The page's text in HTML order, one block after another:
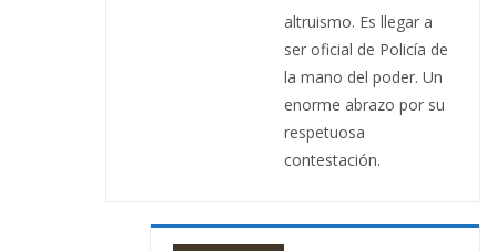
altruismo. Es llegar a
ser oficial de Policía de
la mano del poder. Un
enorme abrazo por su
respetuosa
contestación.